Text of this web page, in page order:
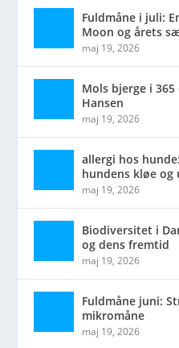
Fuldmåne i juli:
Moon og årets
maj 19, 2026
Mols bjerge i
Hansen
maj 19, 2026
allergi hos
hundens kløe og
maj 19, 2026
Biodiversitet i
og dens fremtid
maj 19, 2026
Fuldmåne juni:
mikromåne
maj 19, 2026